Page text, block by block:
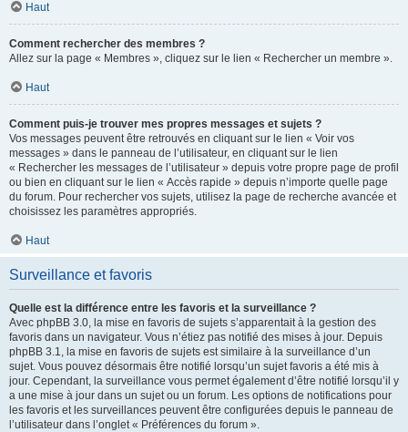
Haut
Comment rechercher des membres ?
Allez sur la page « Membres », cliquez sur le lien « Rechercher un membre ».
Haut
Comment puis-je trouver mes propres messages et sujets ?
Vos messages peuvent être retrouvés en cliquant sur le lien « Voir vos
messages » dans le panneau de l’utilisateur, en cliquant sur le lien
« Rechercher les messages de l’utilisateur » depuis votre propre page de profil
ou bien en cliquant sur le lien « Accès rapide » depuis n’importe quelle page
du forum. Pour rechercher vos sujets, utilisez la page de recherche avancée et
choisissez les paramètres appropriés.
Haut
Surveillance et favoris
Quelle est la différence entre les favoris et la surveillance ?
Avec phpBB 3.0, la mise en favoris de sujets s’apparentait à la gestion des
favoris dans un navigateur. Vous n’étiez pas notifié des mises à jour. Depuis
phpBB 3.1, la mise en favoris de sujets est similaire à la surveillance d’un
sujet. Vous pouvez désormais être notifié lorsqu’un sujet favoris a été mis à
jour. Cependant, la surveillance vous permet également d’être notifié lorsqu’il y
a une mise à jour dans un sujet ou un forum. Les options de notifications pour
les favoris et les surveillances peuvent être configurées depuis le panneau de
l’utilisateur dans l’onglet « Préférences du forum ».